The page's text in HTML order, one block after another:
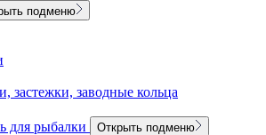
подменю
застежки, заводные кольца
для рыбалки
Открыть подменю